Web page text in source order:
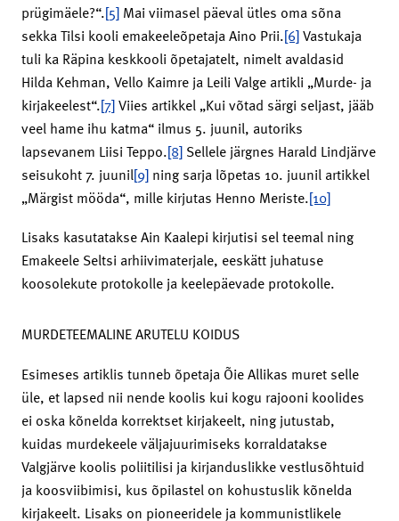
prügimäele?“.[5] Mai viimasel päeval ütles oma sõna
sekka Tilsi kooli emakeeleõpetaja Aino Prii.[6]Vastukaja
tuli ka Räpina keskkooli õpetajatelt, nimelt avaldasid
Hilda Kehman, Vello Kaimre ja Leili Valge artikli „Murde- ja
kirjakeelest“.[7]Viies artikkel „Kui võtad särgi seljast, jääb
veel hame ihu katma“ ilmus 5. juunil, autoriks
lapsevanem Liisi Teppo.[8] Sellele järgnes Harald Lindjärve
seisukoht 7. juunil[9] ning sarja lõpetas 10. juunil artikkel
„Märgist mööda“, mille kirjutas Henno Meriste.[10]
Lisaks kasutatakse Ain Kaalepi kirjutisi sel teemal ning
Emakeele Seltsi arhiivimaterjale, eeskätt juhatuse
koosolekute protokolle ja keelepäevade protokolle.
MURDETEEMALINE ARUTELU KOIDUS
Esimeses artiklis tunneb õpetaja Õie Allikas muret selle
üle, et lapsed nii nende koolis kui kogu rajooni koolides
ei oska kõnelda korrektset kirjakeelt, ning jutustab,
kuidas murdekeele välja­juurimiseks korraldatakse
Valgjärve koolis poliitilisi ja kirjanduslikke vestlusõhtuid
ja koosviibimisi, kus õpilastel on kohustuslik kõnelda
kirjakeelt. Lisaks on pioneeridele ja kommunistlikele